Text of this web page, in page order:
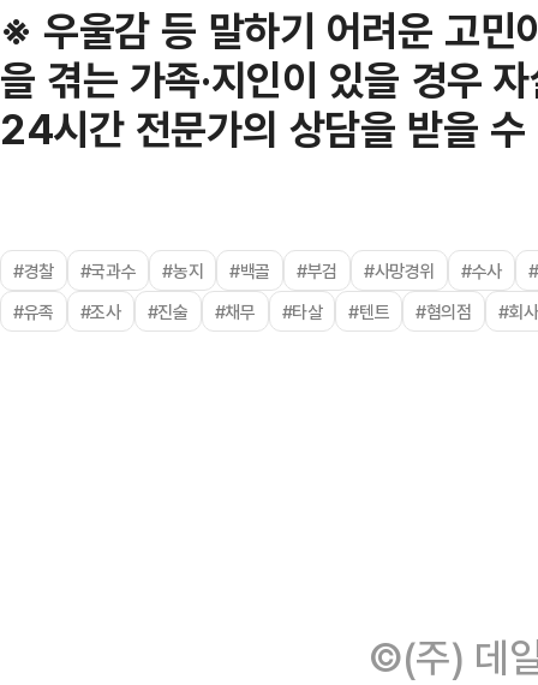
※ 우울감 등 말하기 어려운 고민
을 겪는 가족·지인이 있을 경우
24시간 전문가의 상담을 받을 수
#경찰 #국과수 #농지 #백골 #부검 #사망경위 #수사
#유족
#조사 #진술 #채무 #타살 #텐트 #혐의점 #회
©(주) 데